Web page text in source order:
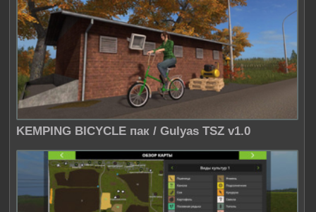
KEMPING BICYCLE пак / Gulyas TSZ v1.0